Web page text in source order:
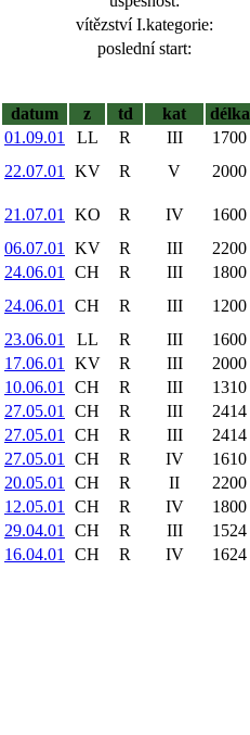
vítězství I.kategorie:
poslední start:
datum
z td kat délka
01.09.01
LL R III 1700
22.07.01
KV R V 2000
21.07.01 KO R IV 1600
06.07.01
KV R III 2200
24.06.01
CH R III 1800
24.06.01
CH R III 1200
23.06.01
LL R III 1600
17.06.01
KV R III 2000
10.06.01
CH R III 1310
27.05.01
CH R III 2414
27.05.01
CH R III 2414
27.05.01
CH R IV 1610
20.05.01
CH R II 2200
12.05.01
CH R IV 1800
29.04.01
CH R III 1524
16.04.01
CH R IV 1624